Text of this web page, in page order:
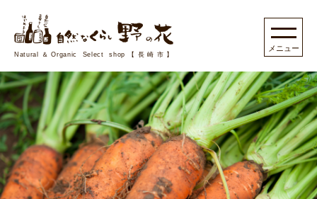
Natural＆Organic Select shop【長崎市】